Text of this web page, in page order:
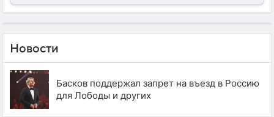
Новости
Басков поддержал запрет на въезд в Россию
для Лободы и других